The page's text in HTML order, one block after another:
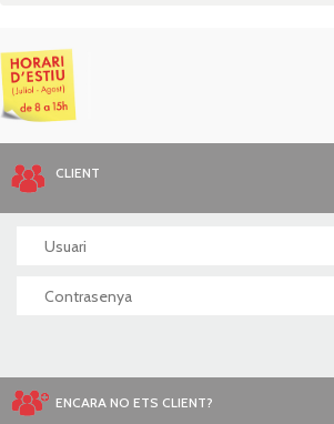
CLIENT
ENCARA NO ETS CLIENT?